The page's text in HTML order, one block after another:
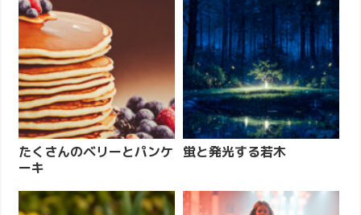
たくさんのベリーとパンケ
ーキ
蛍と発光する若木